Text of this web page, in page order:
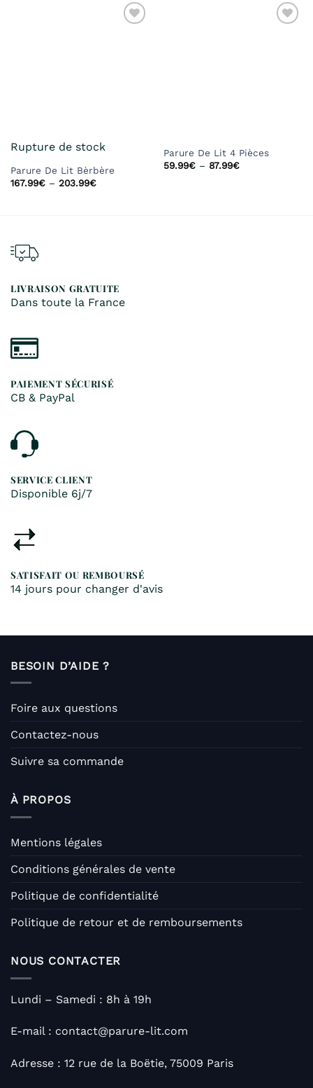
Rupture de stock
Parure De Lit Bèrbère
167.99€– 203.99€
Parure De Lit 4 Pièces
59.99€– 87.99€
LIVRAISON GRATUITE
Dans toute la France
PAIEMENT SÉCURISÉ
CB & PayPal
SERVICE CLIENT
Disponible 6j/7
SATISFAIT OU REMBOURSÉ
14 jours pour changer d'avis
BESOIN D’AIDE ?
Foire aux questions
Contactez-nous
Suivre sa commande
À PROPOS
Mentions légales
Conditions générales de vente
Politique de confidentialité
Politique de retour et de remboursements
NOUS CONTACTER
Lundi – Samedi : 8h à 19h
E-mail : contact@parure-lit.com
Adresse : 12 rue de la Boëtie, 75009 Paris